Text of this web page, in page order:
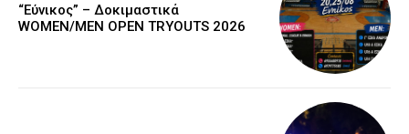
“Εύνικος” – Δοκιμαστικά
WOMEN/MEN OPEN TRYOUTS 2026